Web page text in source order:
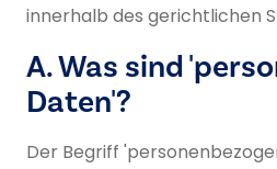
innerhalb des gerichtlichen
A. Was sind
Daten'?
Der Begriff